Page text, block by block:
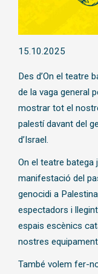
15.10.2025
Des d’On el teatre
de la vaga general
mostrar tot el
palestí davant del
d’Israel.
On el teatre batega
manifestació del
genocidi a
espectadors i
espais escènics
nostres
També volem fer-